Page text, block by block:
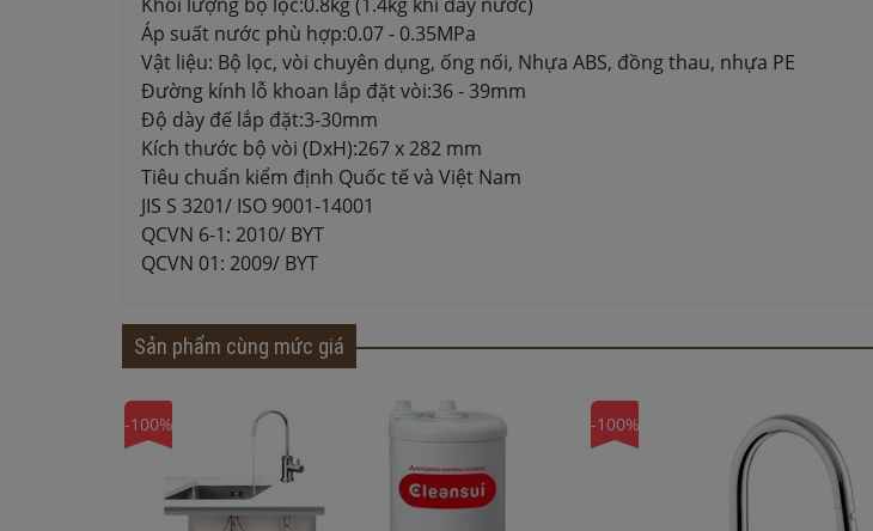
Áp suất nước phù hợp:0.07 - 0.35MPa
Vật liệu: Bộ lọc, vòi chuyên dụng, ống nối, Nhựa ABS, đồng thau, nhựa PE
Đường kính lỗ khoan lắp đặt vòi:36 - 39mm
Độ dày đế lắp đặt:3-30mm
Kích thước bộ vòi (DxH):267 x 282 mm
Tiêu chuẩn kiểm định Quốc tế và Việt Nam
JIS S 3201/ ISO 9001-14001
QCVN 6-1: 2010/ BYT
QCVN 01: 2009/ BYT
Sản phẩm cùng mức giá
-100% -100%